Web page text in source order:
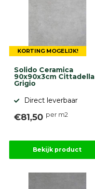
KORTING MOGELIJK!
Solido Ceramica
90x90x3cm Cittadella
Grigio
Direct leverbaar
€81,50 per m2
Bekijk product